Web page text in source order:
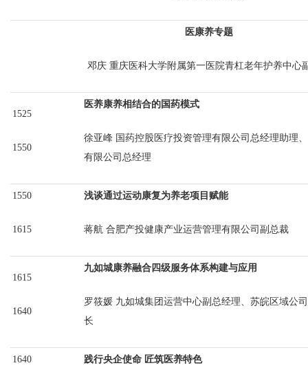
医康养专题
邓庆 重庆医科大学附属第一医院青杠老年护养中心
1525
1550
医养康养相结合的国药模式
徐亚峰 国药控股医疗投资管理有限公司总经理助理
有限公司总经理
1550
1615
浅谈通过运动康复为养老项目赋能
蒋航 合肥产投健康产业运营管理有限公司副总裁
1615
1640
九如城康养融合四级服务体系构建与应用
罗筱媛 九如城集团运营中心副总经理、苏皖区域公
长
1640 践行央企使命 匠筑医养特色